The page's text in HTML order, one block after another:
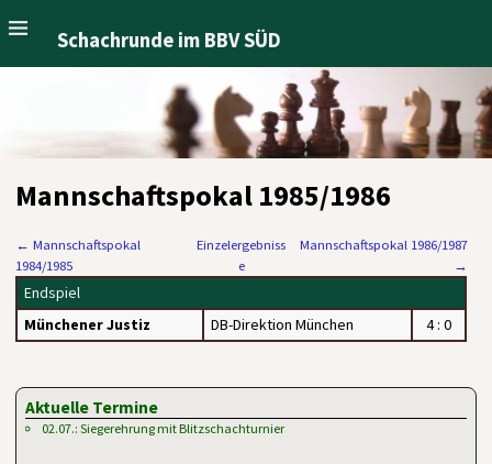
Schachrunde im BBV SÜD
Mannschaftspokal 1985/1986
← Mannschaftspokal
1984/1985
Mannschaftspokal 1986/1987
→
Einzelergebniss
e
Endspiel
Münchener Justiz
DB-Direktion München 4 : 0
Aktuelle Termine
02.07.: Siegerehrung mit Blitzschachturnier